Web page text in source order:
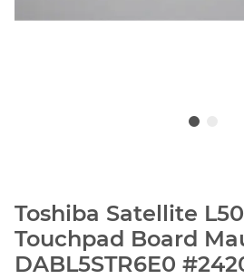
Toshiba Satellite
Touchpad Board
DABL5STR6E0